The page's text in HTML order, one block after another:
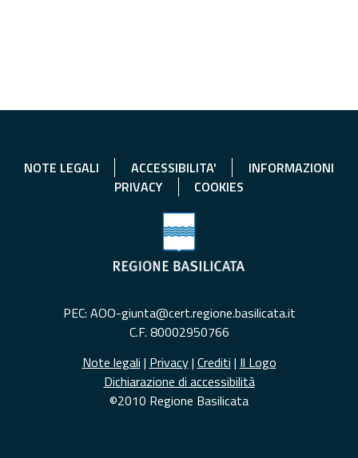
NOTE LEGALI ACCESSIBILITA'
INFORMAZIONI
PRIVACY
COOKIES
PEC: AOO-giunta@cert.regione.basilicata.it
C.F. 80002950766
Note legali | Privacy| Crediti | Il Logo
Dichiarazione di accessibilità
©2010 Regione Basilicata